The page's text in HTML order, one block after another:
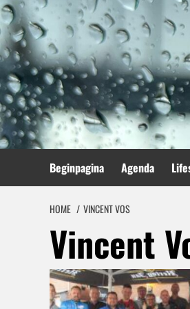
Spring
naar
inhoud
Beginpagina Agenda
HOME VINCENT VOS
Vincent